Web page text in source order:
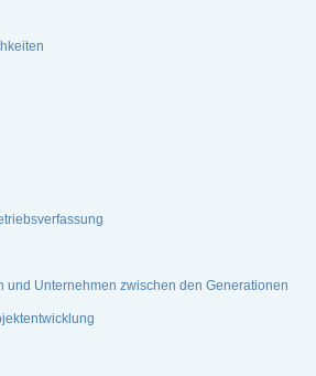
und Unternehmen zwischen den Generationen